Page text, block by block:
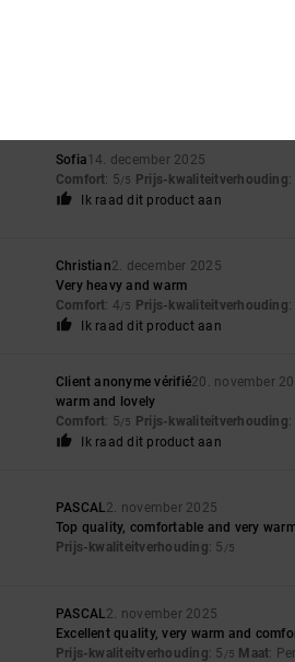
Sofia14. december 2025
Comfort: 5/5 Prijs-kwaliteitverhouding:
Ik raad dit product aan
Christian2. december 2025
Very heavy and warm
Comfort: 4/5 Prijs-kwaliteitverhouding:
Ik raad dit product aan
Client anonyme vérifié20. november
warm and lovely
Comfort: 5/5 Prijs-kwaliteitverhouding:
Ik raad dit product aan
PASCAL2. november 2025
Top quality, comfortable and very
Prijs-kwaliteitverhouding: 5 /5
PASCAL2. november 2025
Excellent quality, very warm and
Prijs-kwaliteitverhouding: 5 /5 Maat: